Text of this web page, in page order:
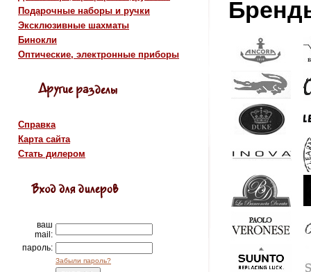
Подарочные наборы и ручки
Эксклюзивные шахматы
Бинокли
Оптические, электронные приборы
Справка
Карта сайта
Стать дилером
ваш
mail:
пароль:
Забыли пароль?